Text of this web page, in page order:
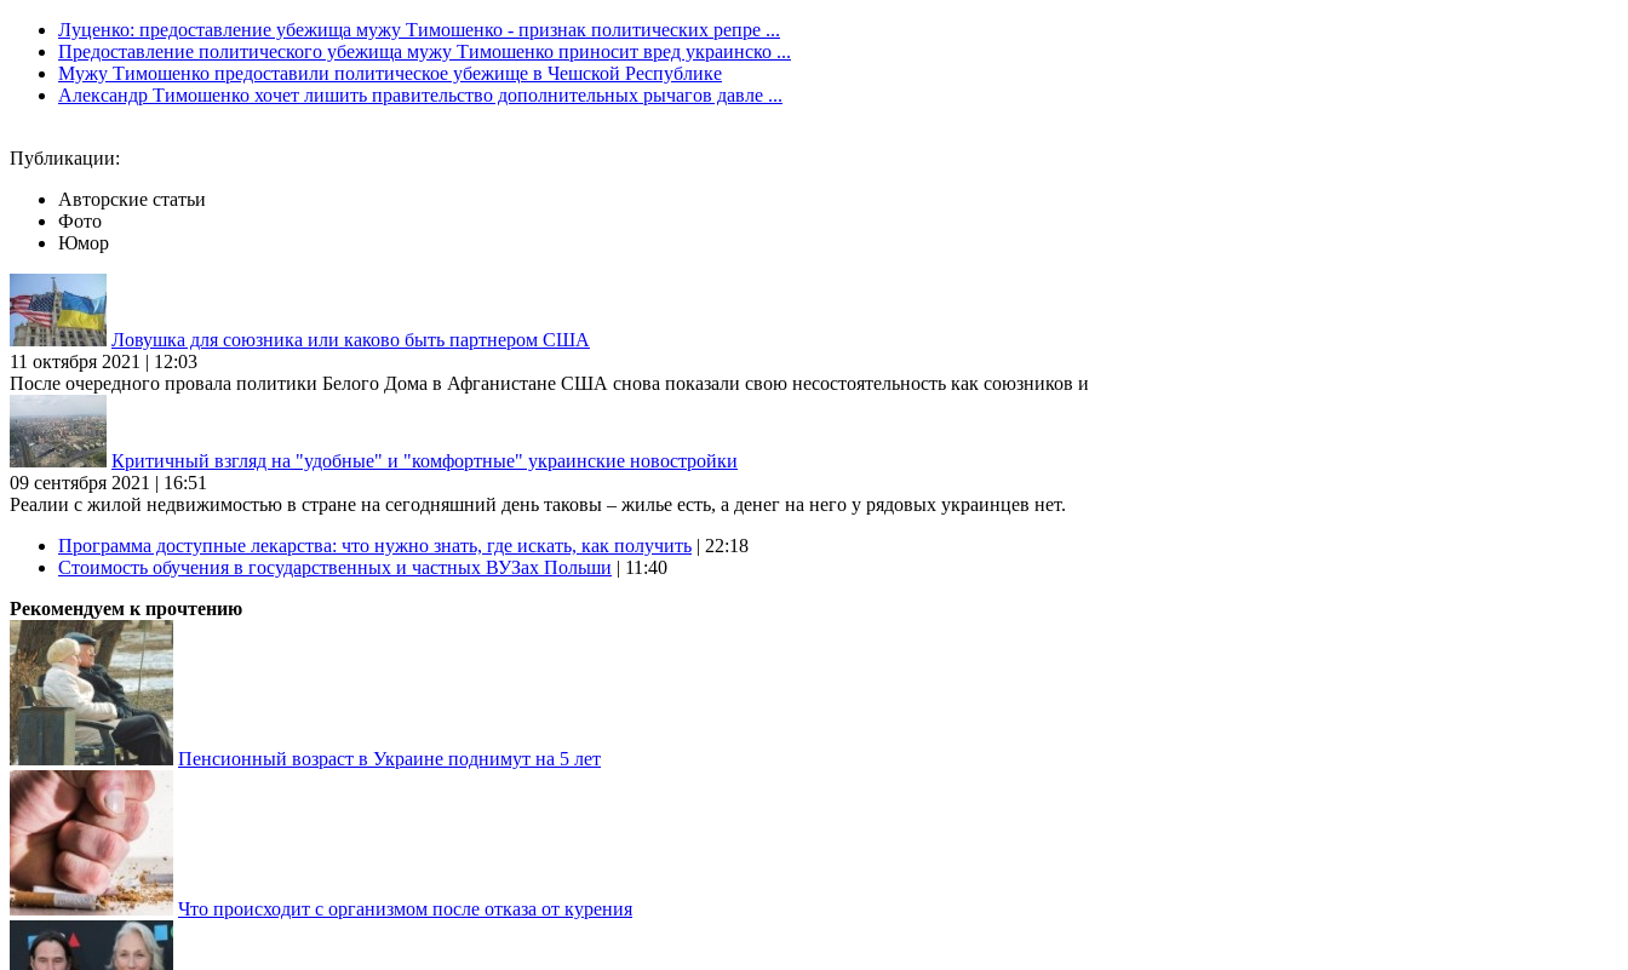
Луценко: предоставление убежища мужу Тимошенко - признак политических репре ...
Предоставление политического убежища мужу Тимошенко приносит вред украинско ...
Мужу Тимошенко предоставили политическое убежище в Чешской Республике
Александр Тимошенко хочет лишить правительство дополнительных рычагов давле ...
Публикации:
Авторские статьи
Фото
Юмор
Ловушка для союзника или каково быть партнером США
11 октября 2021 | 12:03
После очередного провала политики Белого Дома в Афганистане США снова показали свою несостоятельность как союзников и
Критичный взгляд на "удобные" и "комфортные" украинские новостройки
09 сентября 2021 | 16:51
Реалии с жилой недвижимостью в стране на сегодняшний день таковы – жилье есть, а денег на него у рядовых украинцев нет.
Программа доступные лекарства: что нужно знать, где искать, как получить | 22:18
Стоимость обучения в государственных и частных ВУЗах Польши | 11:40
Рекомендуем к прочтению
Пенсионный возраст в Украине поднимут на 5 лет
Что происходит с организмом после отказа от курения